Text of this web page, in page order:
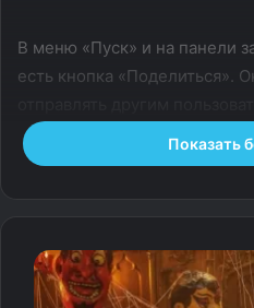
В меню «Пуск» и на панели
есть кнопка «Поделиться».
приложений.
Показать